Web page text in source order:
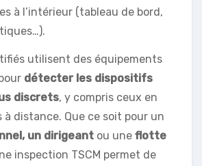
à l’intérieur (tableau de bord,
utilisent des équipements
détecter les dispositifs
discrets, y compris ceux en
distance. Que ce soit pour un
un dirigeant ou une flotte
inspection TSCM permet de